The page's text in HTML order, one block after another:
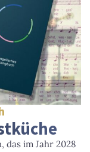
das im Jahr 2028